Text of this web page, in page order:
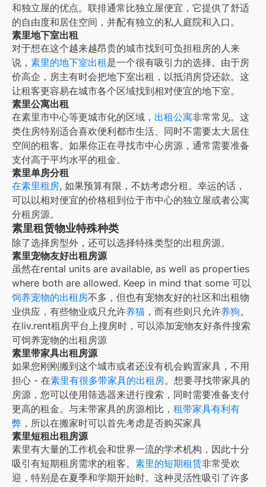
和独立屋的优点。联排通常比独立屋便宜，它提供了舒适
的自由度和居住空间，并配有独立的私人庭院和入口。
素里地下室出租
对于想在这个越来越昂贵的城市找到可负担租房的人来
说， 素里的地下室出租是一个很有吸引力的选择。由于房
价高企，房主有时会把地下室出租，以抵消房贷还款。这
让租客更容易在城市各个区域找到相对便宜的地下室。
素里公寓出租
在素里市中心等更城市化的区域， 出租公寓非常常见。这
类住房特别适合喜欢便利都市生活、同时不需要太大居住
空间的租客。如果你正在寻找市中心房源，通常需要准备
支付高于平均水平的租金。
素里单房分租
在素里租房, 如果预算有限，不妨考虑分租。幸运的话，
可以以相对便宜的价格租到位于市中心的独立屋或者公寓
分租房源。
素里租赁物业特殊种类
除了选择房型外，还可以选择特殊类型的出租房源。
素里宠物友好出租房源
虽然在rental units are available, as well as properties
where both are allowed. Keep in mind that some 可以
饲养宠物的出租房不多，但也有宠物友好的社区和出租物
业供应，有些物业或只允许养猫 ，而有些则只允许养狗。
在liv.rent租房平台上搜房时，可以添加宠物友好条件搜索
可饲养宠物的出租房源
素里带家具出租房源
如果您刚刚搬到这个城市或者还没有机会购置家具，不用
担心 - 在素里有很多带家具的出租房。想要寻找带家具的
房源，您可以使用筛选器来进行搜索，同时需要准备支付
更高的租金。与未带家具的房源相比， 租带家具有利有
弊 ，所以在搬家时可以首先考虑是否购买家具
素里短租出租房源
素里有大量的工作机会和世界一流的学术机构，因此十分
吸引有短期租房需求的租客。 素里的短期租赁非常受欢
迎，特别是在夏季和学期开始时。这种灵活性吸引了许多